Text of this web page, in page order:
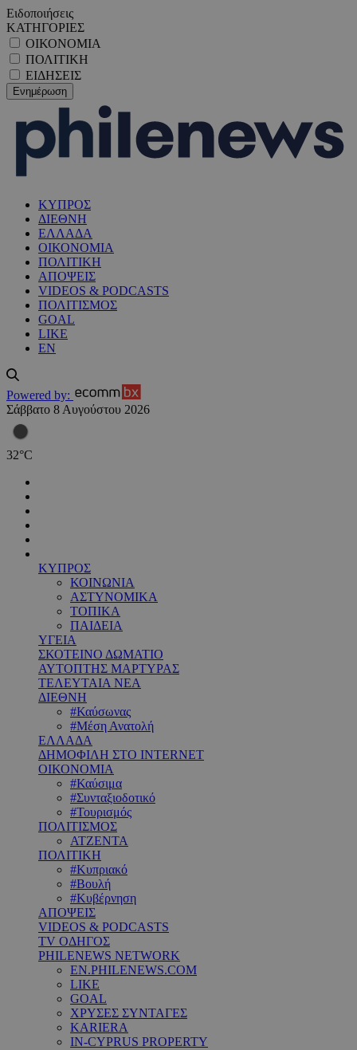
Ειδοποιήσεις
ΚΑΤΗΓΟΡΙΕΣ
ΟΙΚΟΝΟΜΙΑ
ΠΟΛΙΤΙΚΗ
ΕΙΔΗΣΕΙΣ
ΚΥΠΡΟΣ
ΔΙΕΘΝΗ
ΕΛΛΑΔΑ
ΟΙΚΟΝΟΜΙΑ
ΠΟΛΙΤΙΚΗ
ΑΠΟΨΕΙΣ
VIDEOS & PODCASTS
ΠΟΛΙΤΙΣΜΟΣ
GOAL
LIKE
EN
Powered by:
Σάββατο 8 Αυγούστου 2026
32°C
ΚΥΠΡΟΣ
ΚΟΙΝΩΝΙΑ
ΑΣΤΥΝΟΜΙΚΑ
ΤΟΠΙΚΑ
ΠΑΙΔΕΙΑ
ΥΓΕΙΑ
ΣΚΟΤΕΙΝΟ ΔΩΜΑΤΙΟ
ΑΥΤΟΠΤΗΣ ΜΑΡΤΥΡΑΣ
ΤΕΛΕΥΤΑΙΑ ΝΕΑ
ΔΙΕΘΝΗ
#Καύσωνας
#Μέση Ανατολή
ΕΛΛΑΔΑ
ΔΗΜΟΦΙΛΗ ΣΤΟ INTERNET
ΟΙΚΟΝΟΜΙΑ
#Καύσιμα
#Συνταξιοδοτικό
#Τουρισμός
ΠΟΛΙΤΙΣΜΟΣ
ΑΤΖΕΝΤΑ
ΠΟΛΙΤΙΚΗ
#Κυπριακό
#Βουλή
#Κυβέρνηση
ΑΠΟΨΕΙΣ
VIDEOS & PODCASTS
TV ΟΔΗΓΟΣ
PHILENEWS NETWORK
EN.PHILENEWS.COM
LIKE
GOAL
ΧΡΥΣΕΣ ΣΥΝΤΑΓΕΣ
KARIERA
IN-CYPRUS PROPERTY